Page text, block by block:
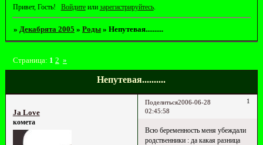
Привет, Гость! Войдитеили зарегистрируйтесь.
» Декабрята 2005 » Роды » Непутевая..........
Непутевая..........
Страница: 1 2 »
Поделиться 1
2006-06-28
02:45:58
Ja Love
комета
Всю беременность меня убеждали
родственники : да какая разница